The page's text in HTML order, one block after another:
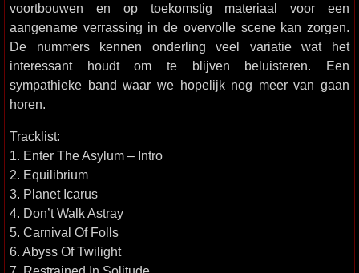
voortbouwen en op toekomstig materiaal voor een
aangename verrassing in de overvolle scene kan zorgen.
De nummers kennen onderling veel variatie wat het
interessant houdt om te blijven beluisteren. Een
sympathieke band waar we hopelijk nog meer van gaan
horen.
Tracklist:
1. Enter The Asylum – Intro
2. Equilibrium
3. Planet Icarus
4. Don’t Walk Astray
5. Carnival Of Folls
6. Abyss Of Twilight